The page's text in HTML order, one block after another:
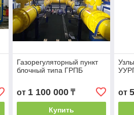
Газорегуляторный пункт
блочный типа ГРПБ
от 1 100 000₸
Купить
от